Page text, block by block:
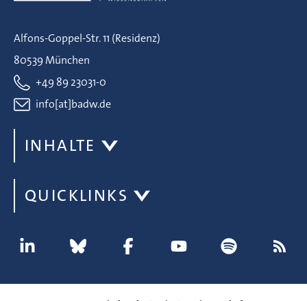
Alfons-Goppel-Str. 11 (Residenz)
80539 München
+49 89 23031-0
info[at]badw.de
INHALTE
QUICKLINKS